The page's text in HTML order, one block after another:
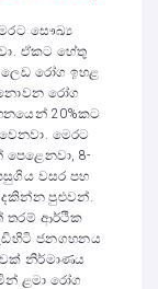
සෞඛ්‍ය
ඒකට හේතු
රෝග ඉහළ
නොවන රෝග
20%කට
මෙරට
8-
වසර පහ
පුළුවන්.
තරම් ආර්ථික
ජනගහනය
නිර්මාණය
ළමා රෝග